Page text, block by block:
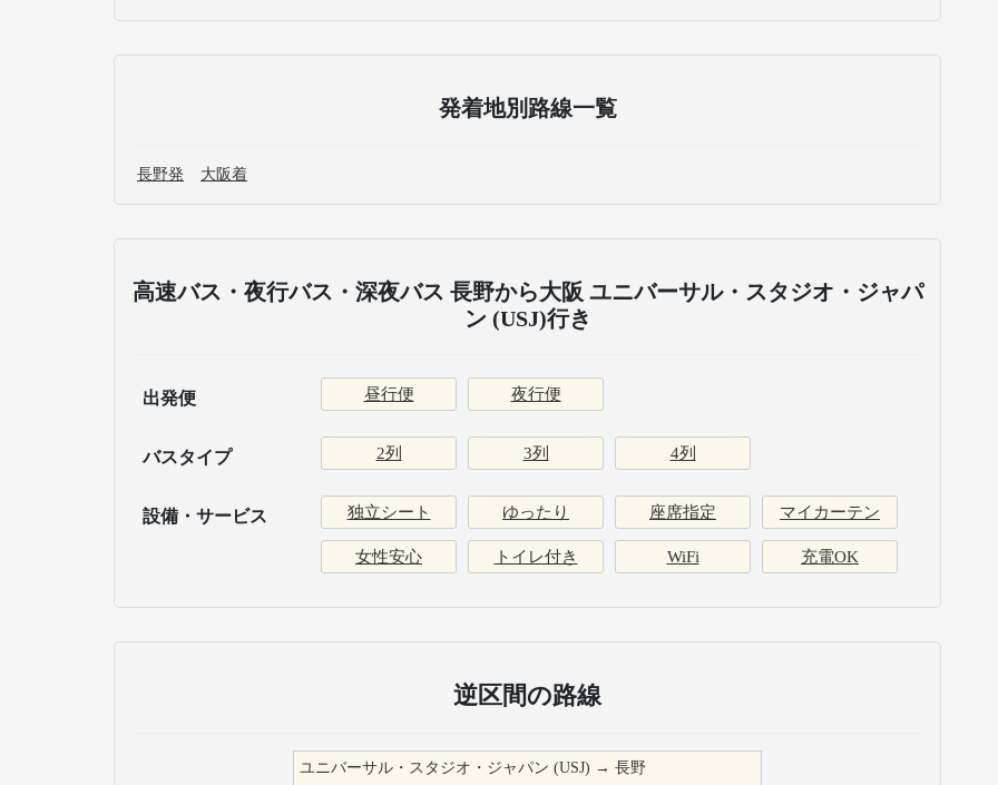
発着地別路線一覧
長野発 大阪着
高速バス・夜行バス・深夜バス 長野から大阪 ユニバーサル・スタジオ・ジャパ
ン (USJ)行き
出発便 昼行便 夜行便
バスタイプ 2列 3列 4列
設備・サービス 独立シート ゆったり 座席指定 マイカーテン
女性安心 トイレ付き WiFi 充電OK
逆区間の路線
ユニバーサル・スタジオ・ジャパン (USJ) →長野